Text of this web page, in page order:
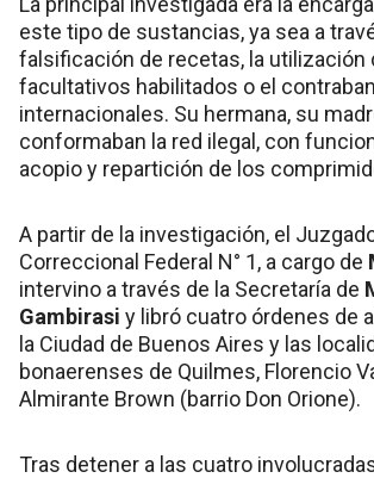
este tipo de sustancias, ya sea a
falsificación de recetas, la utilización
facultativos habilitados o el
internacionales. Su hermana, su
conformaban la red ilegal, con
acopio y repartición de los
A partir de la investigación, el
Correccional Federal N° 1, a cargo de
intervino a través de la Secretaría de
Gambirasi y libró cuatro órdenes de
la Ciudad de Buenos Aires y las
bonaerenses de Quilmes, Florencio
Almirante Brown (barrio Don Orione).
Tras detener a las cuatro